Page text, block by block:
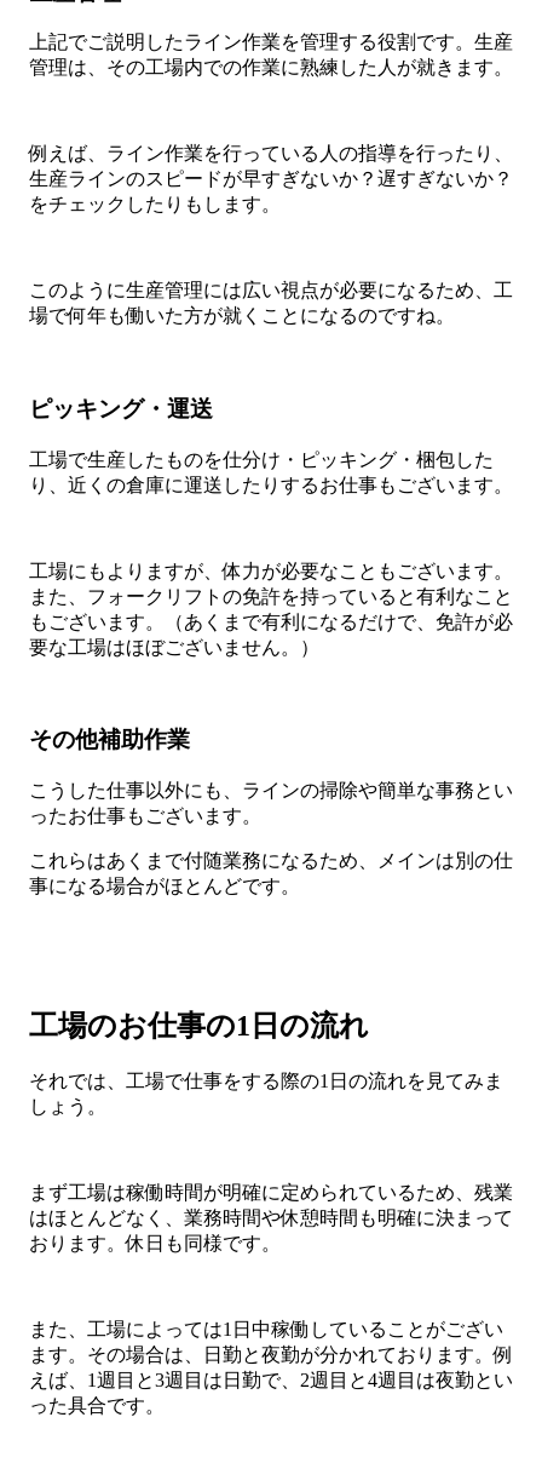
上記でご説明したライン作業を管理する役割です。生産
管理は、その工場内での作業に熟練した人が就きます。
例えば、ライン作業を行っている人の指導を行ったり、
生産ラインのスピードが早すぎないか？遅すぎないか？
をチェックしたりもします。
このように生産管理には広い視点が必要になるため、工
場で何年も働いた方が就くことになるのですね。
ピッキング・運送
工場で生産したものを仕分け・ピッキング・梱包した
り、近くの倉庫に運送したりするお仕事もございます。
工場にもよりますが、体力が必要なこともございます。
また、フォークリフトの免許を持っていると有利なこと
もございます。（あくまで有利になるだけで、免許が必
要な工場はほぼございません。）
その他補助作業
こうした仕事以外にも、ラインの掃除や簡単な事務とい
ったお仕事もございます。
これらはあくまで付随業務になるため、メインは別の仕
事になる場合がほとんどです。
工場のお仕事の1日の流れ
それでは、工場で仕事をする際の1日の流れを見てみま
しょう。
まず工場は稼働時間が明確に定められているため、残業
はほとんどなく、業務時間や休憩時間も明確に決まって
おります。休日も同様です。
また、工場によっては1日中稼働していることがござい
ます。その場合は、日勤と夜勤が分かれております。例
えば、1週目と3週目は日勤で、2週目と4週目は夜勤とい
った具合です。